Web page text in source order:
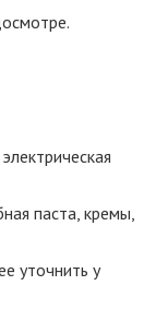
паста, кремы,
уточнить у